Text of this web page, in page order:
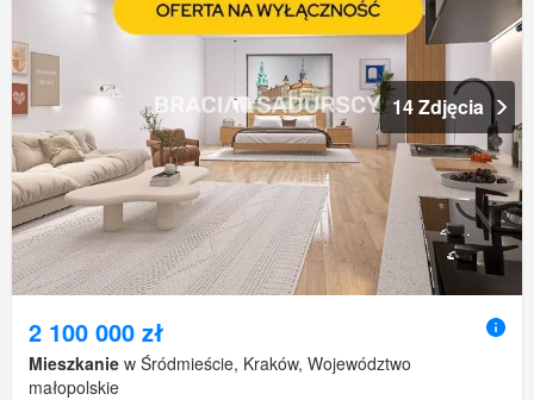
14 Zdjęcia
2 100 000 zł
Mieszkanie w Śródmieście, Kraków, Województwo
małopolskie